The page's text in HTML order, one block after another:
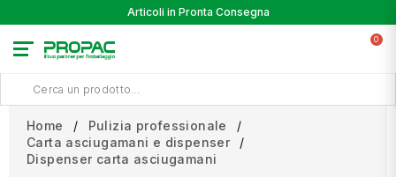
0
Articoli in Pronta Consegna
Home
Pulizia professionale
Carta asciugamani e dispenser
Dispenser carta asciugamani